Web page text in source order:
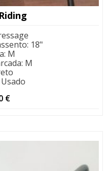
: 18"
: M
: M
Usado
€